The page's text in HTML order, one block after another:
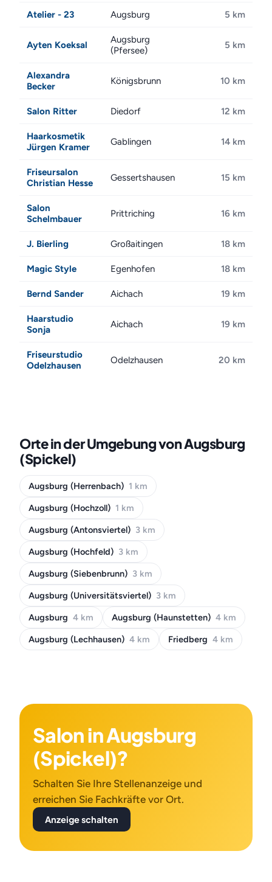
Atelier - 23 Augsburg 5 km
Ayten Koeksal
Augsburg
(Pfersee)
5 km
Alexandra
Becker
Königsbrunn 10 km
Salon Ritter Diedorf 12 km
Haarkosmetik
Jürgen Kramer
Gablingen 14 km
Friseursalon
Christian Hesse
Gessertshausen 15 km
Salon
Schelmbauer
Prittriching 16 km
J. Bierling Großaitingen 18 km
Magic Style Egenhofen 18 km
Bernd Sander Aichach 19 km
Haarstudio
Sonja
Aichach 19 km
Friseurstudio
Odelzhausen
Odelzhausen 20 km
Orte in der Umgebung von Augsburg
(Spickel)
Augsburg (Herrenbach) 1 km
Augsburg (Hochzoll) 1 km
Augsburg (Antonsviertel) 3 km
Augsburg (Hochfeld) 3 km
Augsburg (Siebenbrunn) 3 km
Augsburg (Universitätsviertel) 3 km
Augsburg 4 km Augsburg (Haunstetten) 4 km
Augsburg (Lechhausen) 4 km Friedberg 4 km
Salon in Augsburg
(Spickel)?
Schalten Sie Ihre Stellenanzeige und
erreichen Sie Fachkräfte vor Ort.
Anzeige schalten